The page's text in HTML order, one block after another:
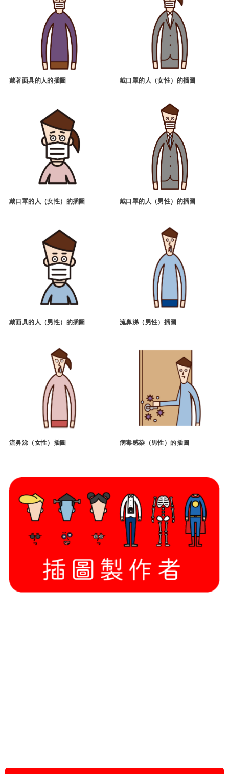
戴著面具的人的插圖 戴口罩的人（女性）的插圖
戴口罩的人（女性）的插圖 戴口罩的人（男性）的插圖
戴面具的人（男性）的插圖 流鼻涕（男性）插圖
流鼻涕（女性）插圖 病毒感染（男性）的插圖